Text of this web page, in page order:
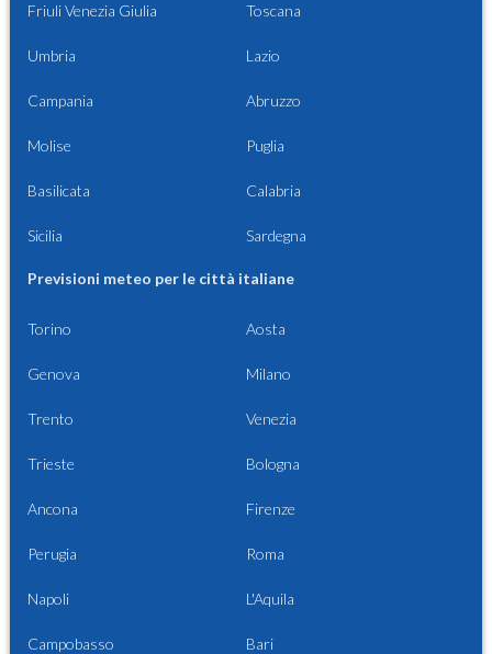
Friuli Venezia Giulia Toscana
Umbria Lazio
Campania Abruzzo
Molise Puglia
Basilicata Calabria
Sicilia Sardegna
Previsioni meteo per le città italiane
Torino Aosta
Genova Milano
Trento Venezia
Trieste Bologna
Ancona Firenze
Perugia Roma
Napoli L'Aquila
Campobasso Bari